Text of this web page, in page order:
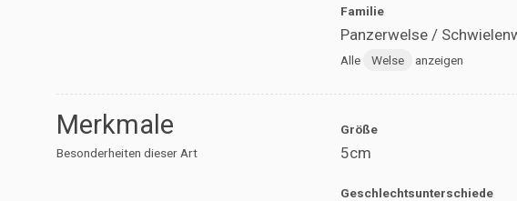
Familie
Panzerwelse /
Alle Welse anzeigen
Merkmale
Besonderheiten dieser Art
Größe
5cm
Geschlechtsunterschiede